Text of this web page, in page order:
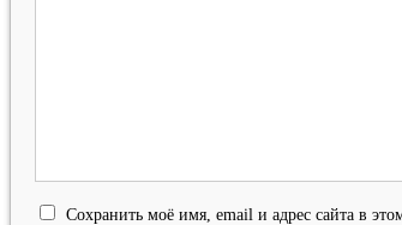
Сохранить моё имя, email и адрес сайта в